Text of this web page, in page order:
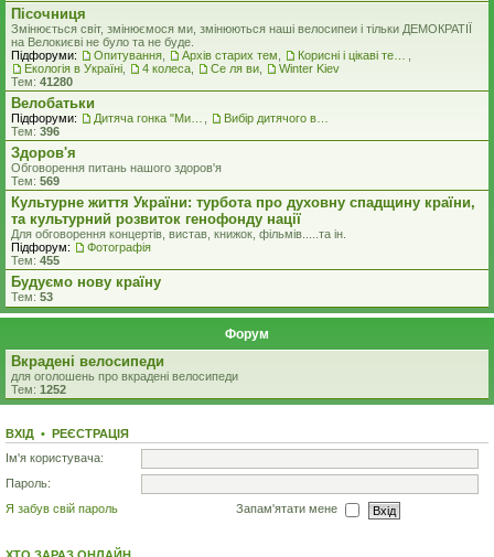
Пісочниця
Змінюється світ, змінюємося ми, змінюються наші велосипеи і тільки ДЕМОКРАТІЇ
на Велокиєві не було та не буде.
Підфоруми:
Опитування Архів старих тем
Екологiя в Україні
4 колеса Се ля ви
Winter Kiev
Тем: 41280
Велобатьки
Підфоруми:
Тем: 396
Здоров'я
Обговорення питань нашого здоров'я
Тем: 569
Культурне життя України: турбота про духовну спадщину країни,
та культурний розвиток генофонду нації
Для обговорення концертів, вистав, книжок, фільмів.....та iн.
Підфорум:
Фотографія
Тем: 455
Будуємо нову країну
Тем: 53
Форум
Вкрадені велосипеди
для оголошень про вкрадені велосипеди
Тем: 1252
ВХІД • РЕЄСТРАЦІЯ
Ім'я користувача:
Пароль:
Я забув свій пароль
Запам'ятати мене